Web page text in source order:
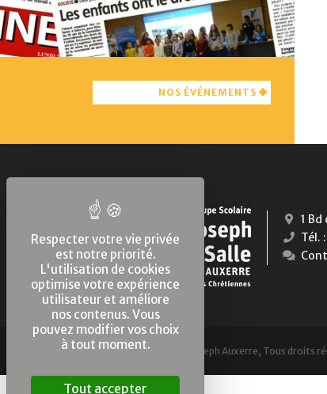
NOS ÉVÉNEMENTS
1
Tél.
2010 - 2026 © Saint-Joseph Auxerre, Tous droits
Respecter votre vie privée
est notre priorité.
L'utilisation de cookies
optimise votre expérience
utilisateur et améliore
nos contenus. Vous
pouvez modifier vos choix
à tout moment.
Tout accepter